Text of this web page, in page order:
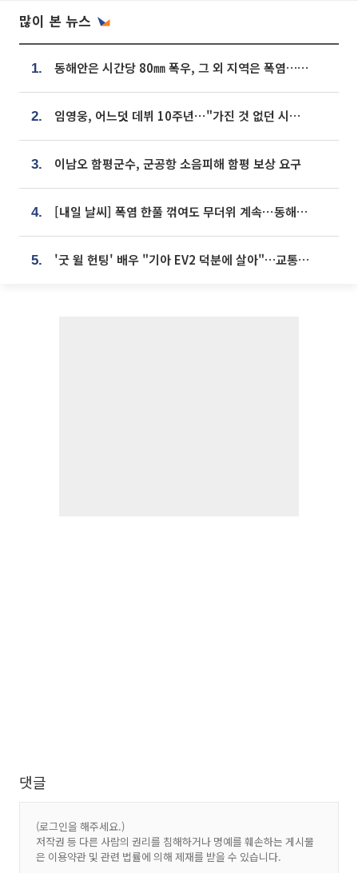
많이 본 뉴스
1. 동해안은 시간당 80㎜ 폭우, 그 외 지역은 폭염…‘극과 극 날씨’
2. 임영웅, 어느덧 데뷔 10주년⋯"가진 것 없던 시절, 내 앞엔 20명의 팬뿐"
3. 이남오 함평군수, 군공항 소음피해 함평 보상 요구
4. [내일 날씨] 폭염 한풀 꺾여도 무더위 계속⋯동해안 이틀 연속 비
5. '굿 윌 헌팅' 배우 "기아 EV2 덕분에 살아"…교통사고 후 안전성 극찬
댓글